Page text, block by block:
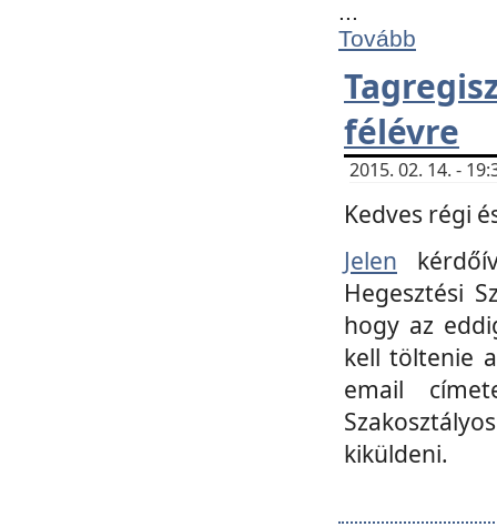
...
Tovább
félévre
2015. 02. 14. -
Kedves régi
Jelen
Hegesztési
hogy az
kell töltenie
email
kiküldeni.